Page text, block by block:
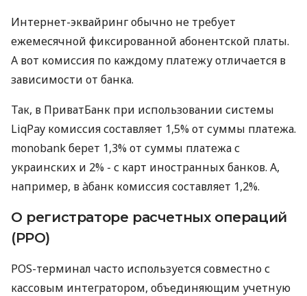
Интернет-эквайринг обычно не требует
ежемесячной фиксированной абонентской платы.
А вот комиссия по каждому платежу отличается в
зависимости от банка.
Так, в ПриватБанк при использовании системы
LiqPay комиссия составляет 1,5% от суммы платежа.
monobank берет 1,3% от суммы платежа с
украинских и 2% - с карт иностранных банков. А,
например, в àбанк комиссия составляет 1,2%.
О регистраторе расчетных операций
(РРО)
POS-терминал часто используется совместно с
кассовым интегратором, объединяющим учетную